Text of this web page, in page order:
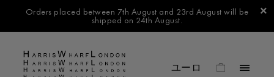
Orders placed between 7th August and 23rd August will be
shipped on 24th August.